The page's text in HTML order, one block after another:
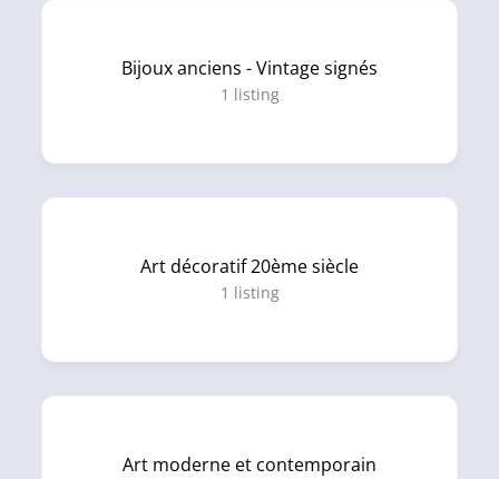
Bijoux anciens - Vintage signés
1 listing
Art décoratif 20ème siècle
1 listing
Art moderne et contemporain